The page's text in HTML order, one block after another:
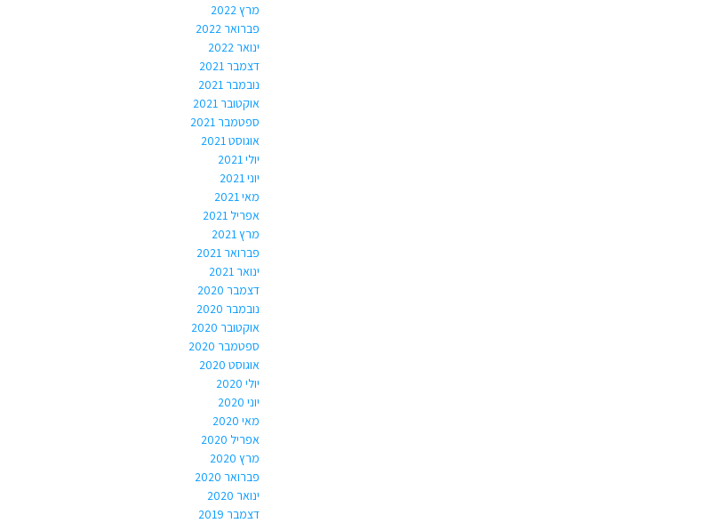
מרץ 2022
פברואר 2022
ינואר 2022
דצמבר 2021
נובמבר 2021
אוקטובר 2021
ספטמבר 2021
אוגוסט 2021
יולי 2021
יוני 2021
מאי 2021
אפריל 2021
מרץ 2021
פברואר 2021
ינואר 2021
דצמבר 2020
נובמבר 2020
אוקטובר 2020
ספטמבר 2020
אוגוסט 2020
יולי 2020
יוני 2020
מאי 2020
אפריל 2020
מרץ 2020
פברואר 2020
ינואר 2020
דצמבר 2019